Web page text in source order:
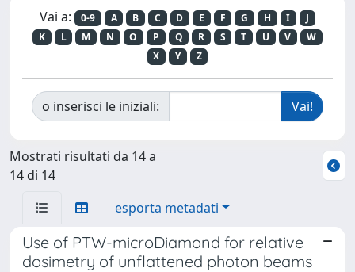
Vai a: 0-9 A B C D E F G H I
J
K
L M N O P Q R S T U V
W
X
Y Z
o inserisci le iniziali:
Mostrati risultati da 14 a
14 di 14
esporta metadati
Use of PTW-microDiamond for relative
dosimetry of unflattened photon beams